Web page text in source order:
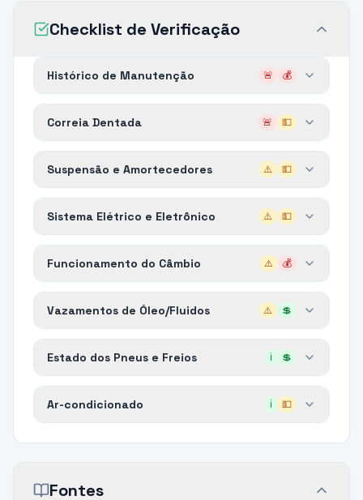
Checklist de Verificação
Histórico de Manutenção 🚨 💰
Correia Dentada 🚨 💵
Suspensão e Amortecedores ⚠️ 💵
Sistema Elétrico e Eletrônico ⚠️ 💵
Funcionamento do Câmbio ⚠️ 💰
Vazamentos de Óleo/Fluidos ⚠️ 💲
Estado dos Pneus e Freios ℹ️ 💲
Ar-condicionado ℹ️ 💵
Fontes